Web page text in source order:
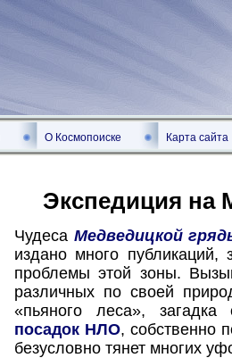
О Космопоиске Карта сайта
Экспедиция на
Чудеса Медведицкой
издано много
проблемы этой зоны.
различных по своей
«пьяного леса»,
посадок НЛО, собственно
безусловно тянет многих